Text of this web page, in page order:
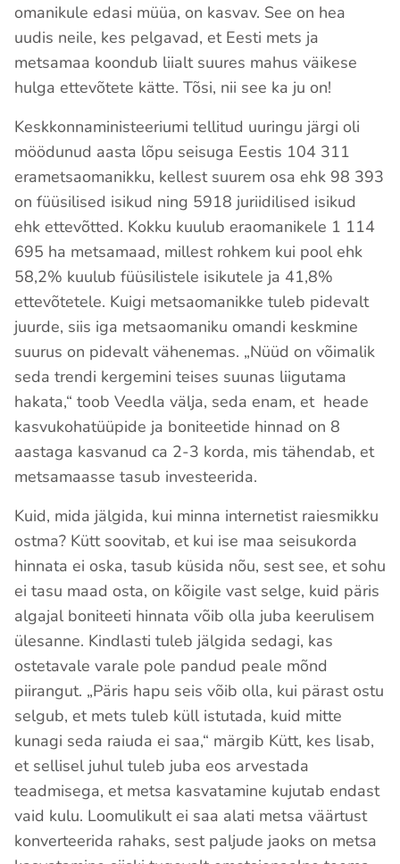
omanikule edasi müüa, on kasvav. See on hea
uudis neile, kes pelgavad, et Eesti mets ja
metsamaa koondub liialt suures mahus väikese
hulga ettevõtete kätte. Tõsi, nii see ka ju on!
Keskkonnaministeeriumi tellitud uuringu järgi oli
möödunud aasta lõpu seisuga Eestis 104 311
erametsaomanikku, kellest suurem osa ehk 98 393
on füüsilised isikud ning 5918 juriidilised isikud
ehk ettevõtted. Kokku kuulub eraomanikele 1 114
695 ha metsamaad, millest rohkem kui pool ehk
58,2% kuulub füüsilistele isikutele ja 41,8%
ettevõtetele. Kuigi metsaomanikke tuleb pidevalt
juurde, siis iga metsaomaniku omandi keskmine
suurus on pidevalt vähenemas. „Nüüd on võimalik
seda trendi kergemini teises suunas liigutama
hakata,“ toob Veedla välja, seda enam, et heade
kasvukohatüüpide ja boniteetide hinnad on 8
aastaga kasvanud ca 2-3 korda, mis tähendab, et
metsamaasse tasub investeerida.
Kuid, mida jälgida, kui minna internetist raiesmikku
ostma? Kütt soovitab, et kui ise maa seisukorda
hinnata ei oska, tasub küsida nõu, sest see, et sohu
ei tasu maad osta, on kõigile vast selge, kuid päris
algajal boniteeti hinnata võib olla juba keerulisem
ülesanne. Kindlasti tuleb jälgida sedagi, kas
ostetavale varale pole pandud peale mõnd
piirangut. „Päris hapu seis võib olla, kui pärast ostu
selgub, et mets tuleb küll istutada, kuid mitte
kunagi seda raiuda ei saa,“ märgib Kütt, kes lisab,
et sellisel juhul tuleb juba eos arvestada
teadmisega, et metsa kasvatamine kujutab endast
vaid kulu. Loomulikult ei saa alati metsa väärtust
konverteerida rahaks, sest paljude jaoks on metsa